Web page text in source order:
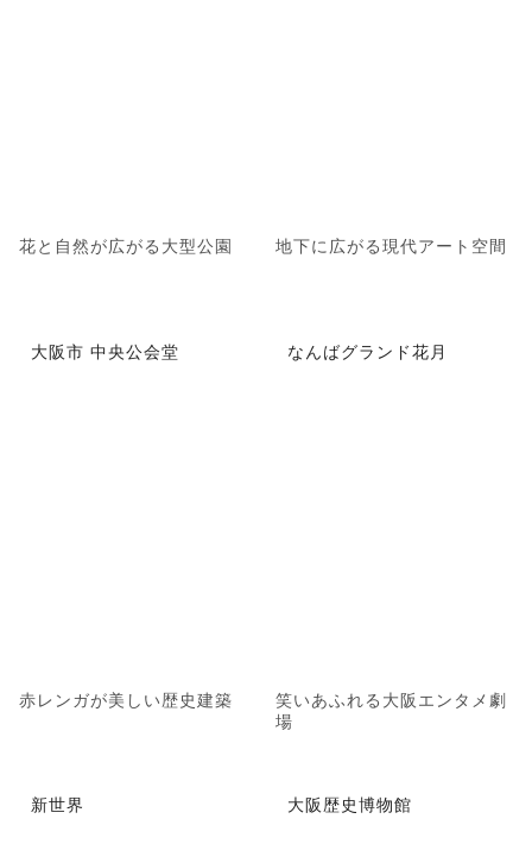
花と自然が広がる大型公園 地下に広がる現代アート空間
大阪市 中央公会堂
赤レンガが美しい歴史建築
なんばグランド花月
笑いあふれる大阪エンタメ劇
場
新世界 大阪歴史博物館